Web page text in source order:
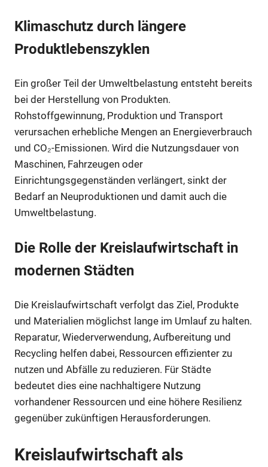
Klimaschutz durch längere
Produktlebenszyklen
Ein großer Teil der Umweltbelastung entsteht bereits
bei der Herstellung von Produkten.
Rohstoffgewinnung, Produktion und Transport
verursachen erhebliche Mengen an Energieverbrauch
und CO₂-Emissionen. Wird die Nutzungsdauer von
Maschinen, Fahrzeugen oder
Einrichtungsgegenständen verlängert, sinkt der
Bedarf an Neuproduktionen und damit auch die
Umweltbelastung.
Die Rolle der Kreislaufwirtschaft in
modernen Städten
Die Kreislaufwirtschaft verfolgt das Ziel, Produkte
und Materialien möglichst lange im Umlauf zu halten.
Reparatur, Wiederverwendung, Aufbereitung und
Recycling helfen dabei, Ressourcen effizienter zu
nutzen und Abfälle zu reduzieren. Für Städte
bedeutet dies eine nachhaltigere Nutzung
vorhandener Ressourcen und eine höhere Resilienz
gegenüber zukünftigen Herausforderungen.
Kreislaufwirtschaft als